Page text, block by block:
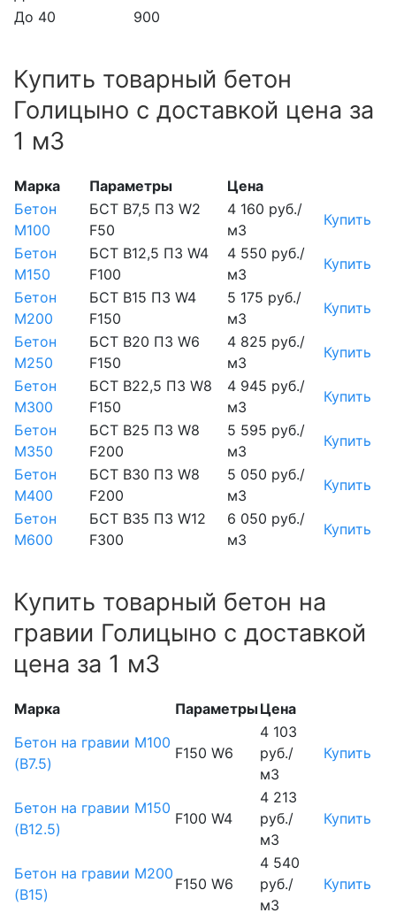
До 40
900
Купить товарный бетон
Голицыно с доставкой цена за
1 м3
Марка Параметры
Цена
Бетон
М100
БСТ В7,5 П3 W2
F50
4 160 руб./
м3
Купить
Бетон
М150
БСТ В12,5 П3 W4
F100
4 550 руб./
м3
Купить
Бетон
М200
БСТ В15 П3 W4
F150
5 175 руб./
м3
Купить
Бетон
М250
БСТ В20 П3 W6
F150
4 825 руб./
м3
Купить
Бетон
М300
БСТ В22,5 П3 W8
F150
4 945 руб./
м3
Купить
Бетон
М350
БСТ В25 П3 W8
F200
5 595 руб./
м3
Купить
Бетон
М400
БСТ В30 П3 W8
F200
5 050 руб./
м3
Купить
Бетон
М600
БСТ В35 П3 W12
F300
6 050 руб./
м3
Купить
Купить товарный бетон на
гравии Голицыно с доставкой
цена за 1 м3
Марка ПараметрыЦена
Бетон на гравии М100
(B7.5)
F150 W6
4 103
руб./
м3
Купить
Бетон на гравии М150
(B12.5)
F100 W4
4 213
руб./
м3
Купить
Бетон на гравии М200
(B15)
F150 W6
4 540
руб./
м3
Купить